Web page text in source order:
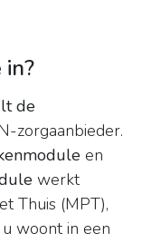
de
zorgaanbieder.
en
werkt
Thuis (MPT),
woont in een